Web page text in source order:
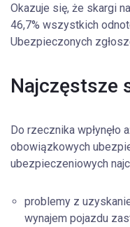
Okazuje się, że skargi
46,7% wszystkich
Ubezpieczonych
Najczęstsze
Do rzecznika wpłynęło
obowiązkowych
ubezpieczeniowych
problemy z
wynajem pojazdu